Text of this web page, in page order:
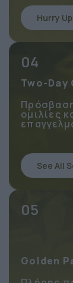
Hurry
04
Two-
ομιλίες
See All
Golden